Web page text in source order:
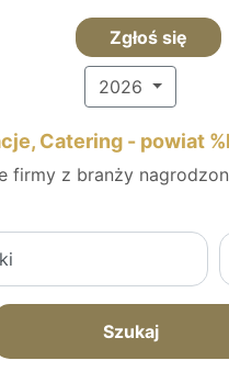
Zgłoś się
2026
Catering - powiat
firmy z branży
Szukaj